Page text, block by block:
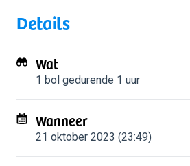
Details
Wat
1 bol gedurende 1 uur
Wanneer
21 oktober 2023 (23:49)